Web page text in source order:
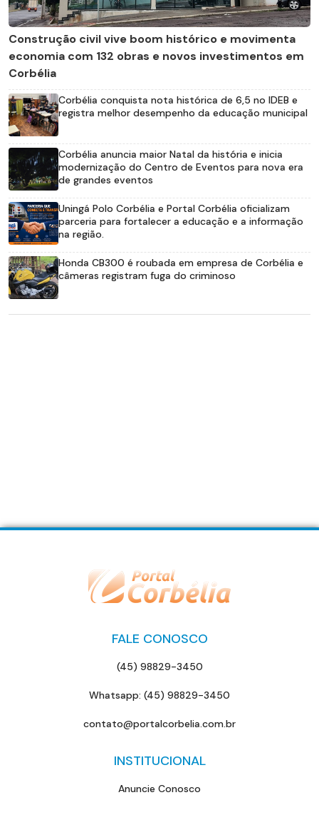
Construção civil vive boom histórico e movimenta
economia com 132 obras e novos investimentos em
Corbélia
Corbélia conquista nota histórica de 6,5 no IDEB e
registra melhor desempenho da educação municipal
Corbélia anuncia maior Natal da história e inicia
modernização do Centro de Eventos para nova era
de grandes eventos
Uningá Polo Corbélia e Portal Corbélia oficializam
parceria para fortalecer a educação e a informação
na região.
Honda CB300 é roubada em empresa de Corbélia e
câmeras registram fuga do criminoso
FALE CONOSCO
(45) 98829-3450
Whatsapp: (45) 98829-3450
contato@portalcorbelia.com.br
INSTITUCIONAL
Anuncie Conosco